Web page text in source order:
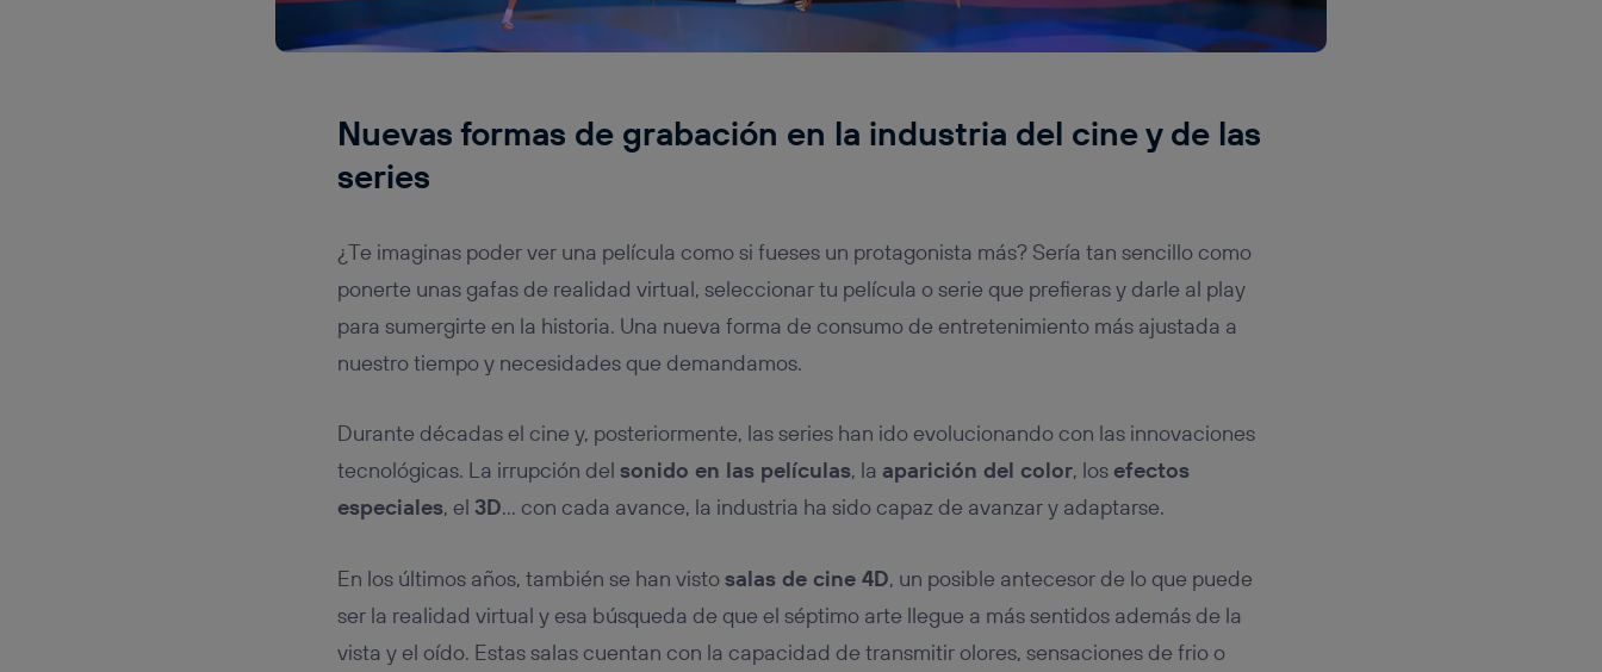
Nuevas formas de grabación en la industria del cine y de las
series
¿Te imaginas poder ver una película como si fueses un protagonista más? Sería tan sencillo como
ponerte unas gafas de realidad virtual, seleccionar tu película o serie que prefieras y darle al play
para sumergirte en la historia. Una nueva forma de consumo de entretenimiento más ajustada a
nuestro tiempo y necesidades que demandamos.
Durante décadas el cine y, posteriormente, las series han ido evolucionando con las innovaciones
tecnológicas. La irrupción del sonido en las películas, la aparición del color, losefectos
especiales, el 3D… con cada avance, la industria ha sido capaz de avanzar y adaptarse.
En los últimos años, también se han vistosalas de cine 4D, un posible antecesor de lo que puede
ser la realidad virtual y esa búsqueda de que el séptimo arte llegue a más sentidos además de la
vista y el oído. Estas salas cuentan con la capacidad de transmitir olores, sensaciones de frio o